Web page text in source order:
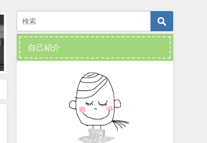
ゼロ・ウェイストに近づくため
に・・・古いシーツを断捨離→裂
【セリア】白黒フリーザー
自己紹介